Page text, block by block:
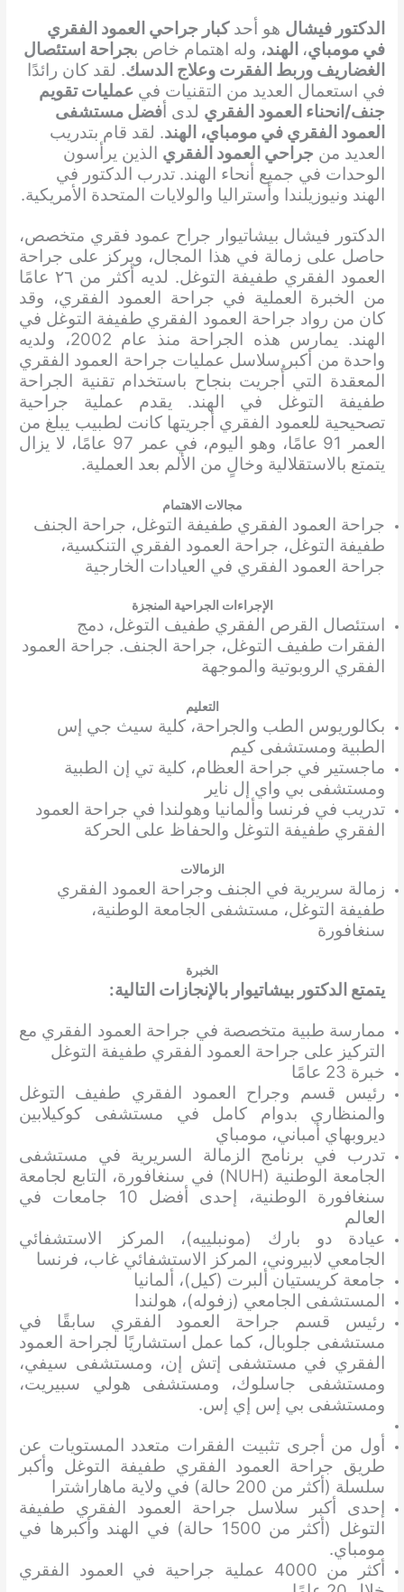
الدكتور فيشال هو أحدكبار جراحي العمود الفقري
في مومباي، الهند، وله اهتمام خاص بجراحة استئصال
الغضاريف وربط الفقرت وعلاج الدسك. لقد كان رائدًا
في استعمال العديد من التقنيات في عمليات تقويم
جنف/انحناء العمود الفقري لدى أفضل مستشفى
العمود الفقري في مومباي، الهند. لقد قام بتدريب
العديد من جراحي العمود الفقري الذين يرأسون
الوحدات في جميع أنحاء الهند. تدرب الدكتور في
الهند ونيوزيلندا وأستراليا والولايات المتحدة الأمريكية.
الدكتور فيشال بيشاتيوار جراح عمود فقري متخصص،
حاصل على زمالة في هذا المجال، ويركز على جراحة
العمود الفقري طفيفة التوغل. لديه أكثر من ٢٦ عامًا
من الخبرة العملية في جراحة العمود الفقري، وقد
كان من رواد جراحة العمود الفقري طفيفة التوغل في
الهند. يمارس هذه الجراحة منذ عام 2002، ولديه
واحدة من أكبر سلاسل عمليات جراحة العمود الفقري
المعقدة التي أُجريت بنجاح باستخدام تقنية الجراحة
طفيفة التوغل في الهند. يقدم عملية جراحية
تصحيحية للعمود الفقري أجريتها كانت لطبيب يبلغ من
العمر 91 عامًا، وهو اليوم، في عمر 97 عامًا، لا يزال
يتمتع بالاستقلالية وخالٍ من الألم بعد العملية.
مجالات الاهتمام
جراحة العمود الفقري طفيفة التوغل، جراحة الجنف
طفيفة التوغل، جراحة العمود الفقري التنكسية،
جراحة العمود الفقري في العيادات الخارجية
الإجراءات الجراحية المنجزة
استئصال القرص الفقري طفيف التوغل، دمج
الفقرات طفيف التوغل، جراحة الجنف. جراحة العمود
الفقري الروبوتية والموجهة
التعليم
بكالوريوس الطب والجراحة، كلية سيث جي إس
الطبية ومستشفى كيم
ماجستير في جراحة العظام، كلية تي إن الطبية
ومستشفى بي واي إل ناير
تدريب في فرنسا وألمانيا وهولندا في جراحة العمود
الفقري طفيفة التوغل والحفاظ على الحركة
الزمالات
زمالة سريرية في الجنف وجراحة العمود الفقري
طفيفة التوغل، مستشفى الجامعة الوطنية،
سنغافورة
الخبرة
يتمتع الدكتور بيشاتيوار بالإنجازات التالية:
ممارسة طبية متخصصة في جراحة العمود الفقري مع
التركيز على جراحة العمود الفقري طفيفة التوغل
خبرة 23 عامًا
رئيس قسم وجراح العمود الفقري طفيف التوغل
والمنظاري بدوام كامل في مستشفى كوكيلابين
ديروبهاي أمباني، مومباي
تدرب في برنامج الزمالة السريرية في مستشفى
الجامعة الوطنية (NUH) في سنغافورة، التابع لجامعة
سنغافورة الوطنية، إحدى أفضل 10 جامعات في
العالم
عيادة دو بارك (مونبلييه)، المركز الاستشفائي
الجامعي لابيروني، المركز الاستشفائي غاب، فرنسا
جامعة كريستيان ألبرت (كيل)، ألمانيا
المستشفى الجامعي (زفوله)، هولندا
رئيس قسم جراحة العمود الفقري سابقًا في
مستشفى جلوبال، كما عمل استشاريًا لجراحة العمود
الفقري في مستشفى إتش إن، ومستشفى سيفي،
ومستشفى جاسلوك، ومستشفى هولي سبيريت،
ومستشفى بي إس إي إس.
أول من أجرى تثبيت الفقرات متعدد المستويات عن
طريق جراحة العمود الفقري طفيفة التوغل وأكبر
سلسلة (أكثر من 200 حالة) في ولاية ماهاراشترا
إحدى أكبر سلاسل جراحة العمود الفقري طفيفة
التوغل (أكثر من 1500 حالة) في الهند وأكبرها في
مومباي.
أكثر من 4000 عملية جراحية في العمود الفقري